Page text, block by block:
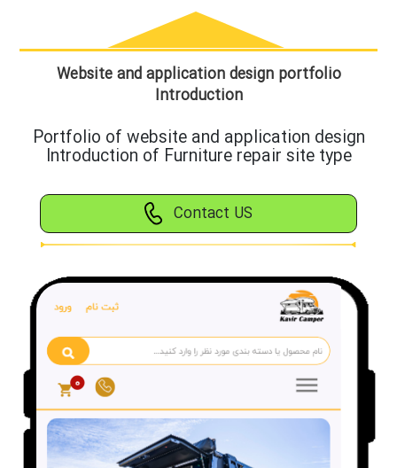
Website and application design portfolio
Introduction
Portfolio of website and application design
Introduction of Furniture repair site type
Contact US